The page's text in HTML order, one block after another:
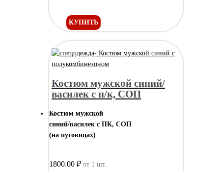
КУПИТЬ
Костюм мужской синий/
василек с п/к, СОП
Костюм мужской
синий/василек с ПК, СОП
(на пуговицах)
1800.00 ₽ от 1 шт.